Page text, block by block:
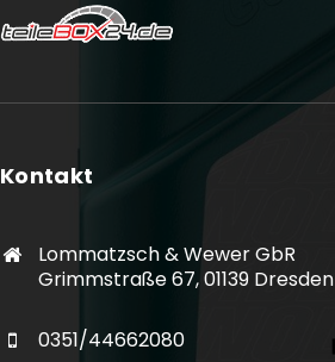
Kontakt
Lommatzsch & Wewer GbR
Grimmstraße 67, 01139 Dresden
0351/44662080